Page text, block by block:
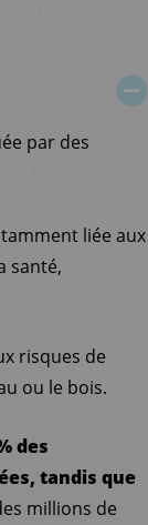
par des
liée aux
santé,
risques de
ou le bois.
des
tandis que
millions de